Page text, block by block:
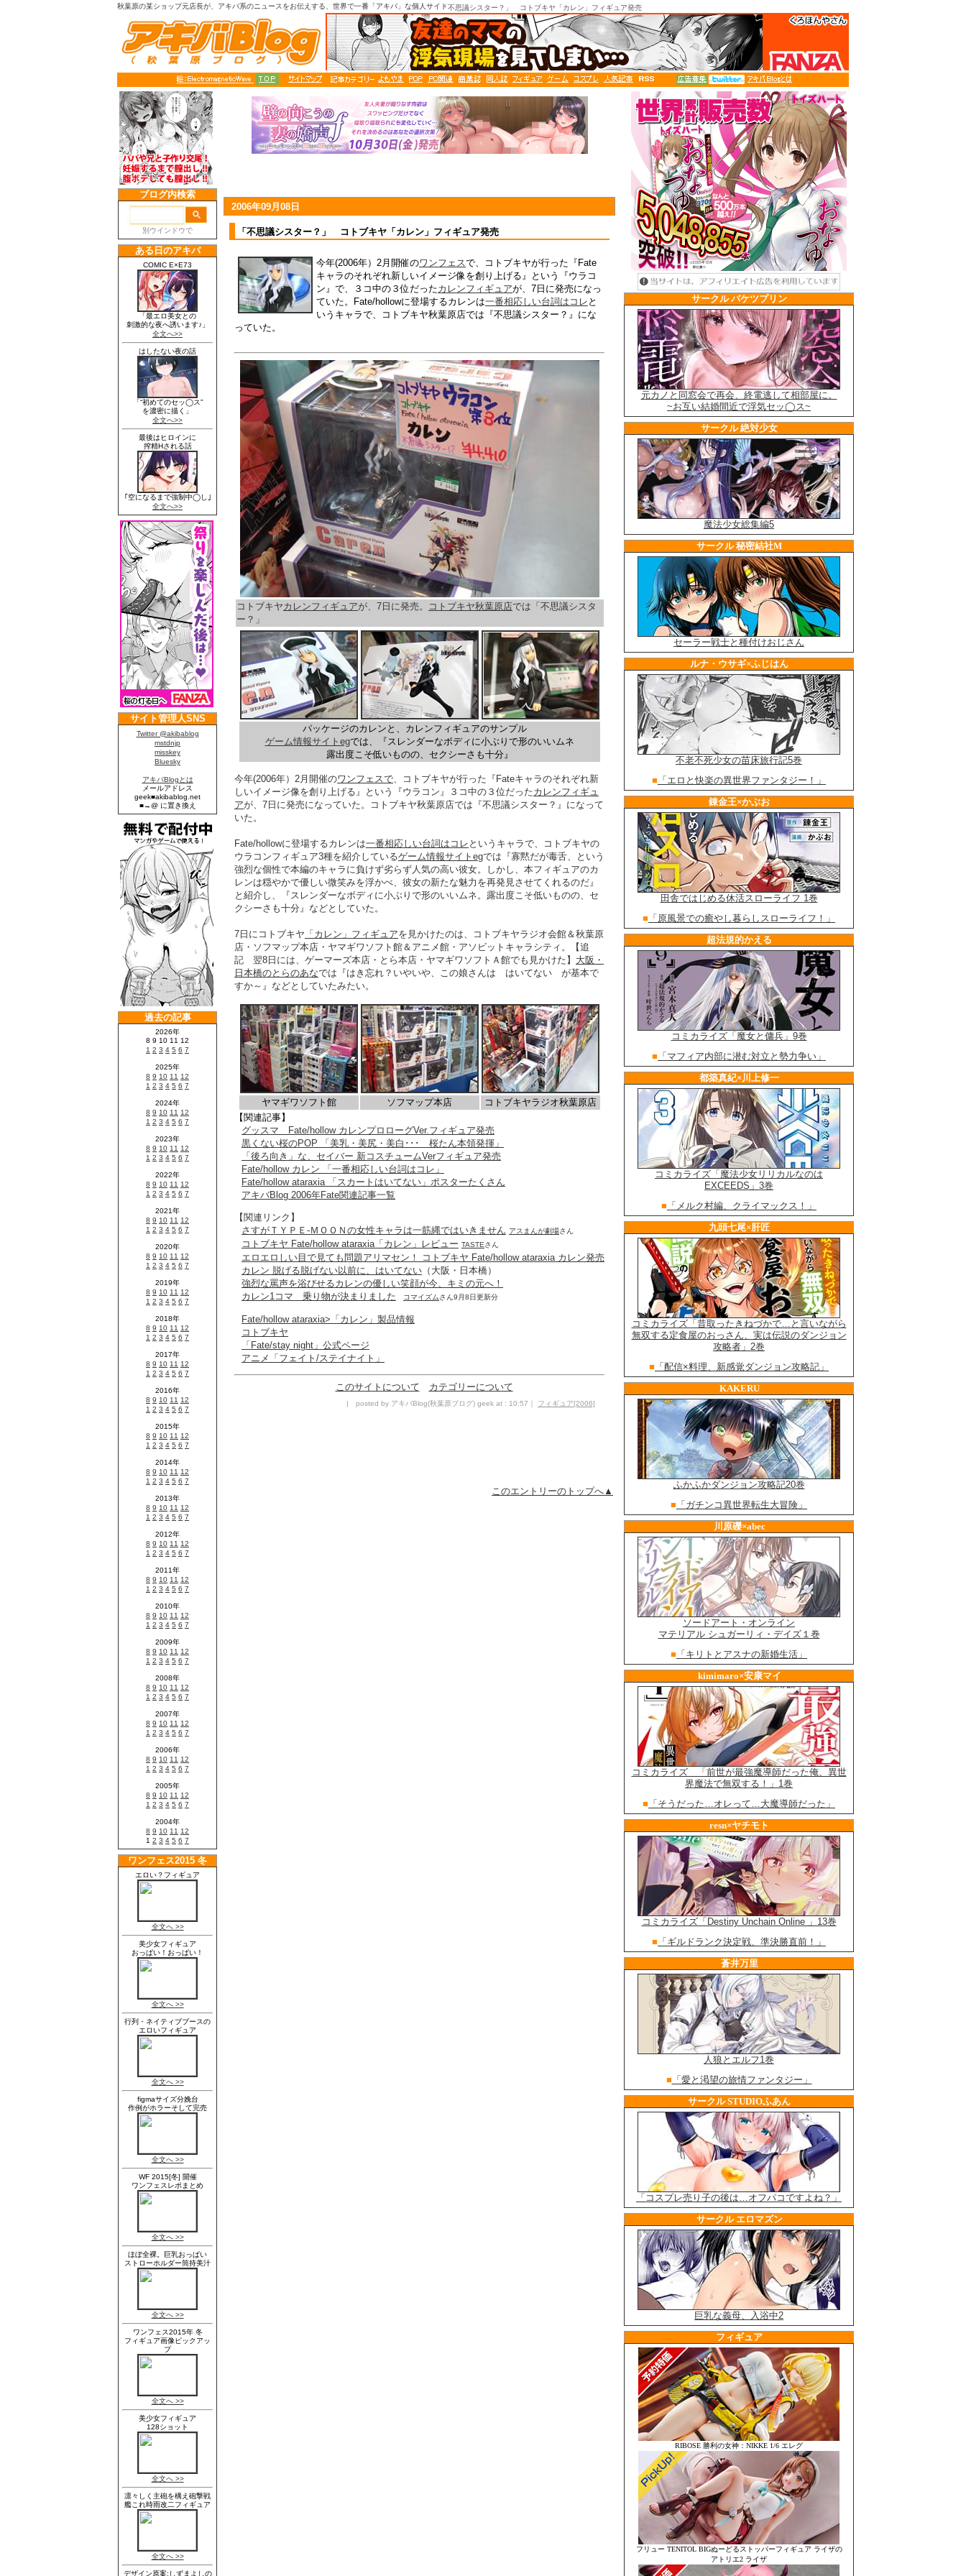
「不思議シスター？」 コトブキヤ「カレン」フィギュア発売
秋葉原の某ショップ元店長が、アキバ系のニュースをお伝えする、世界で一番「アキバ」な個人サイト
2006年09月08日
「不思議シスター？」 コトブキヤ「カレン」フィギュア発売
今年(2006年）2月開催のワンフェスで、コトブキヤが行った『Fate
キャラのそれぞれ新しいイメージ像を創り上げる』という『ウラコ
ン』で、３コ中の３位だったカレンフィギュアが、7日に発売になっ
ていた。Fate/hollowに登場するカレンは一番相応しい台詞はコレ と
いうキャラで、コトブキヤ秋葉原店では『不思議シスター？』にな
っていた。
コトブキヤ カレンフィギュアが、7日に発売。 コトブキヤ秋葉原店では「不思議シスタ
ー？」
パッケージのカレンと、カレンフィギュアのサンプル
ゲーム情報サイトegでは、『スレンダーなボディに小ぶりで形のいいムネ
露出度こそ低いものの、セクシーさも十分』
今年(2006年）2月開催のワンフェスで、コトブキヤが行った『Fateキャラのそれぞれ新
しいイメージ像を創り上げる』という『ウラコン』３コ中の３位だったカレンフィギュ
アが、7日に発売になっていた。コトブキヤ秋葉原店では『不思議シスター？』になって
いた。
Fate/hollowに登場するカレンは一番相応しい台詞はコレ というキャラで、コトブキヤの
ウラコンフィギュア3種を紹介しているゲーム情報サイトegでは『寡黙だが毒舌、という
強烈な個性で本編のキャラに負けず劣らず人気の高い彼女。しかし、本フィギュアのカ
レンは穏やかで優しい微笑みを浮かべ、彼女の新たな魅力を再発見させてくれるのだ』
と紹介し、『スレンダーなボディに小ぶりで形のいいムネ。露出度こそ低いものの、セ
クシーさも十分』などとしていた。
7日にコトブキヤ 「カレン」フィギュアを見かけたのは、コトブキヤラジオ会館＆秋葉原
店・ソフマップ本店・ヤマギワソフト館＆アニメ館・アソビットキャラシティ。【追
記 翌8日には、ゲーマーズ本店・とら本店・ヤマギワソフトＡ館でも見かけた】 大阪・
日本橋のとらのあなでは『はき忘れ？いやいや、この娘さんは はいてない が基本で
すか～』などとしていたみたい。
ヤマギワソフト館 ソフマップ本店
コトブキヤラジオ秋葉原店
【関連記事】
グッスマ Fate/hollow カレンプロローグVer.フィギュア発売
黒くない桜のPOP 「美乳・美尻・美白･･･ 桜たん本領発揮」
「後ろ向き」な、セイバー 新コスチュームVerフィギュア発売
Fate/hollow カレン 「一番相応しい台詞はコレ」
Fate/hollow ataraxia 「スカートはいてない」ポスターたくさん
アキバBlog 2006年Fate関連記事一覧
【関連リンク】
さすがＴＹＰＥ-ＭＯＯＮの女性キャラは一筋縄ではいきません アスまんが劇場さん
コトブキヤ Fate/hollow ataraxia「カレン」レビュー TASTEさん
エロエロしい目で見ても問題アリマセン！ コトブキヤ Fate/hollow ataraxia カレン発売
カレン 脱げる脱げない以前に、はいてない （大阪・日本橋）
強烈な罵声を浴びせるカレンの優しい笑顔が今、キミの元へ！
カレン1コマ 乗り物が決まりました
コマイズムさん9月8日更新分
Fate/hollow ataraxia>「カレン」製品情報
コトブキヤ
「Fate/stay night」公式ページ
アニメ「フェイト/ステイナイト」
このサイトについて カテゴリーについて
| posted by アキバBlog(秋葉原ブログ) geek at : 10:57｜ フィギュア[2006]
このエントリーのトップへ▲